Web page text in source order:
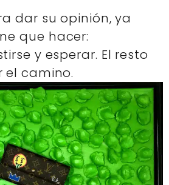
dar su opinión, ya
que hacer:
y esperar. El resto
el camino.